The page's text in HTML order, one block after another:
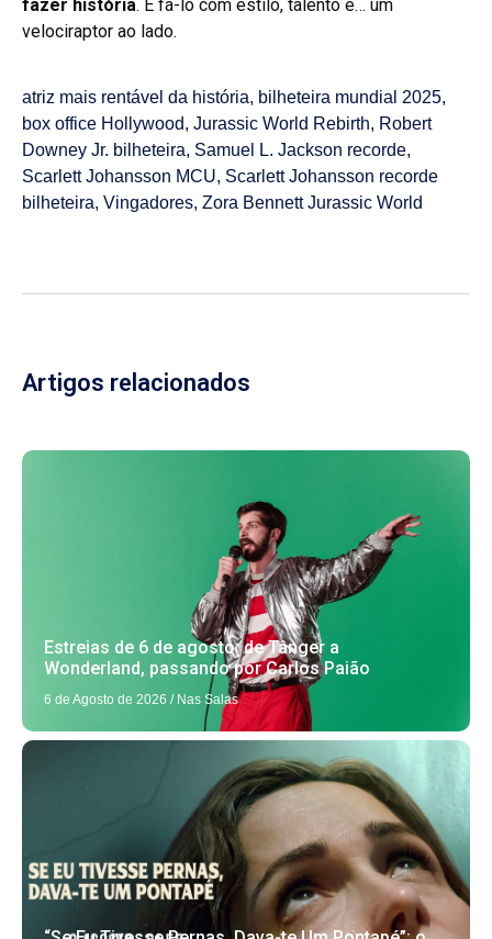
fazer história. E fá-lo com estilo, talento e… um
velociraptor ao lado.
atriz mais rentável da história, bilheteira mundial 2025,
box office Hollywood, Jurassic World Rebirth, Robert
Downey Jr. bilheteira, Samuel L. Jackson recorde,
Scarlett Johansson MCU, Scarlett Johansson recorde
bilheteira, Vingadores, Zora Bennett Jurassic World
Artigos relacionados
Estreias de 6 de agosto: de Tânger a
Wonderland, passando por Carlos Paião
6 de Agosto de 2026 / Nas Salas